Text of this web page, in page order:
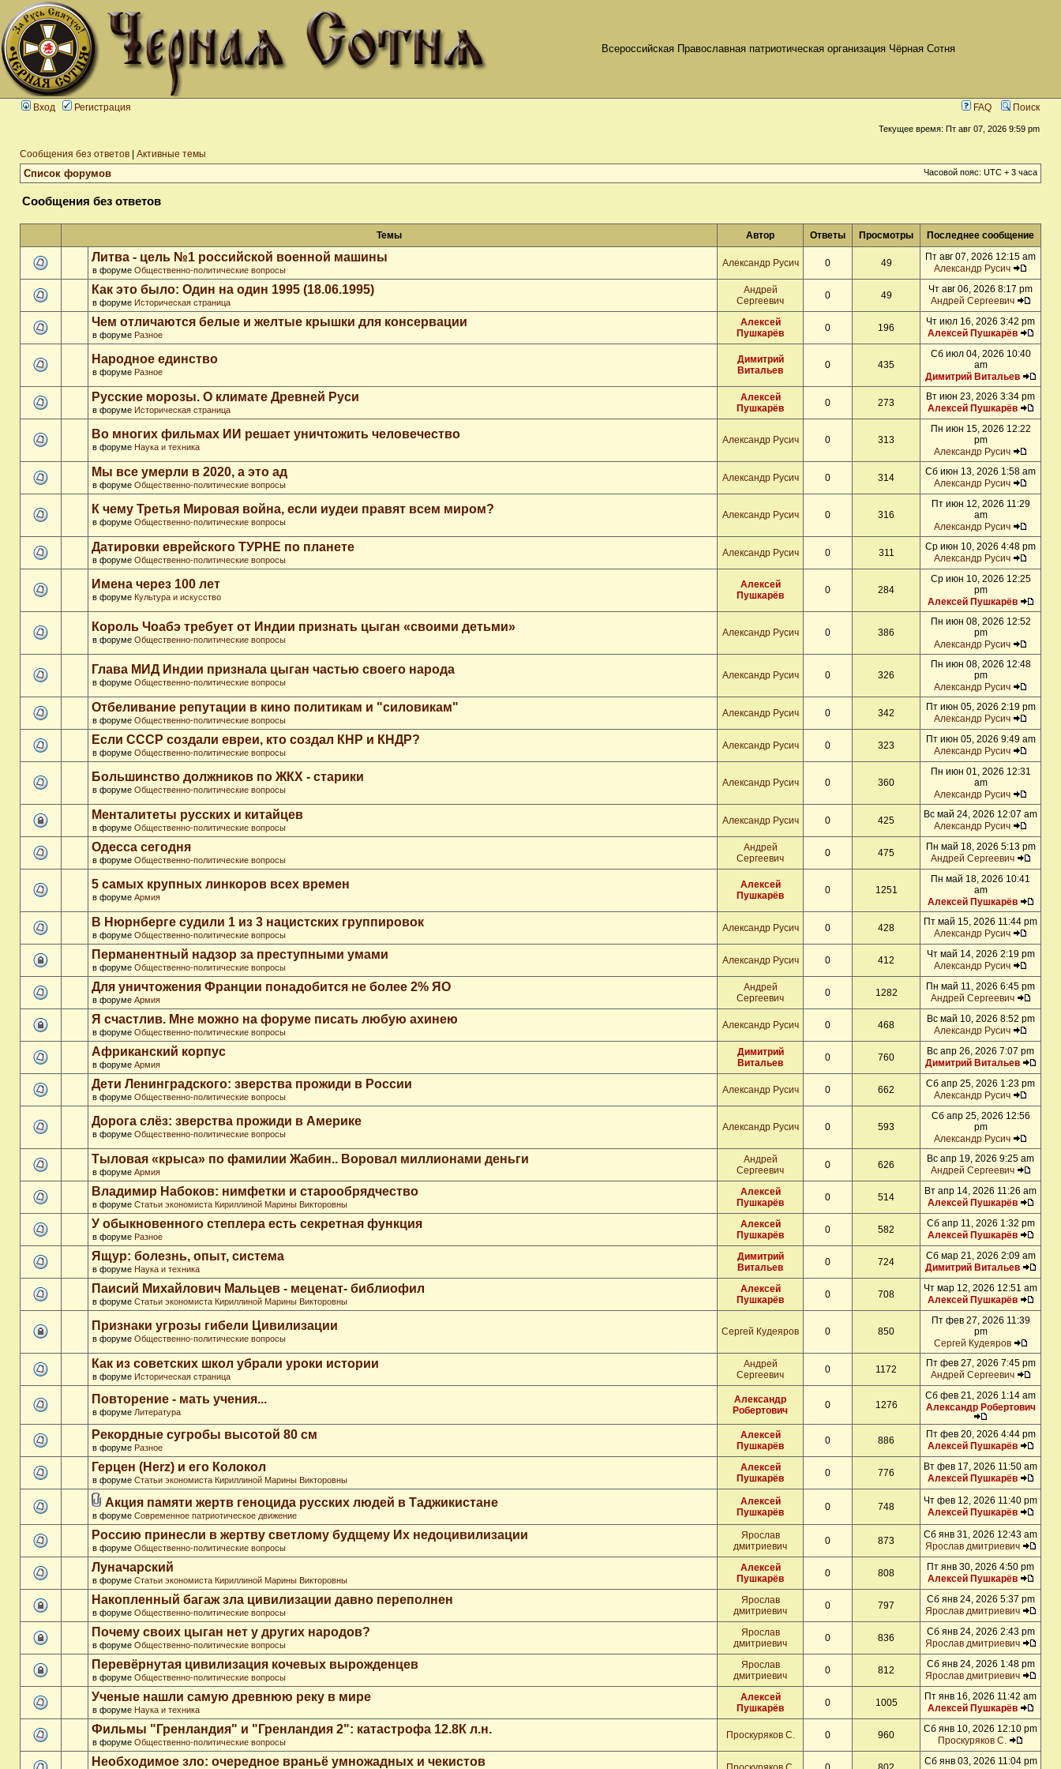
Всероссийская Православная патриотическая организация Чёрная Сотня
Вход Регистрация FAQ Поиск
Текущее время: Пт авг 07, 2026 9:59 pm
Сообщения без ответов Активные темы
Список форумов Часовой пояс: UTC + 3 часа
Сообщения без ответов
Темы Автор Ответы Просмотры Последнее сообщение
Литва - цель №1 российской военной машины
в форуме Общественно-политические вопросы
Александр Русич 0 49
Пт авг 07, 2026 12:15 am
Александр Русич
Как это было: Один на один 1995 (18.06.1995)
в форуме Историческая страница
Андрей
Сергеевич
0 49
Чт авг 06, 2026 8:17 pm
Андрей Сергеевич
Чем отличаются белые и желтые крышки для консервации
в форуме Разное
Алексей
Пушкарёв
0 196
Чт июл 16, 2026 3:42 pm
Алексей Пушкарёв
Народное единство
в форуме Разное
Димитрий
Витальев
0 435
Сб июл 04, 2026 10:40
am
Димитрий Витальев
Русские морозы. О климате Древней Руси
в форуме Историческая страница
Алексей
Пушкарёв
0 273
Вт июн 23, 2026 3:34 pm
Алексей Пушкарёв
Во многих фильмах ИИ решает уничтожить человечество
в форуме Наука и техника
Александр Русич 0 313
Пн июн 15, 2026 12:22
pm
Александр Русич
Мы все умерли в 2020, а это ад
в форуме Общественно-политические вопросы
Александр Русич 0 314
Сб июн 13, 2026 1:58 am
Александр Русич
К чему Третья Мировая война, если иудеи правят всем миром?
в форуме Общественно-политические вопросы
Александр Русич 0 316
Пт июн 12, 2026 11:29
am
Александр Русич
Датировки еврейского ТУРНЕ по планете
в форуме Общественно-политические вопросы
Александр Русич 0 311
Ср июн 10, 2026 4:48 pm
Александр Русич
Имена через 100 лет
в форуме Культура и искусство
Алексей
Пушкарёв
0 284
Ср июн 10, 2026 12:25
pm
Алексей Пушкарёв
Король Чоабэ требует от Индии признать цыган «своими детьми»
в форуме Общественно-политические вопросы
Александр Русич 0 386
Пн июн 08, 2026 12:52
pm
Александр Русич
Глава МИД Индии признала цыган частью своего народа
в форуме Общественно-политические вопросы
Александр Русич 0 326
Пн июн 08, 2026 12:48
pm
Александр Русич
Отбеливание репутации в кино политикам и "силовикам"
в форуме Общественно-политические вопросы
Александр Русич 0 342
Пт июн 05, 2026 2:19 pm
Александр Русич
Если СССР создали евреи, кто создал КНР и КНДР?
в форуме Общественно-политические вопросы
Александр Русич 0 323
Пт июн 05, 2026 9:49 am
Александр Русич
Большинство должников по ЖКХ - старики
в форуме Общественно-политические вопросы
Александр Русич 0 360
Пн июн 01, 2026 12:31
am
Александр Русич
Менталитеты русских и китайцев
в форуме Общественно-политические вопросы
Александр Русич 0 425
Вс май 24, 2026 12:07 am
Александр Русич
Одесса сегодня
в форуме Общественно-политические вопросы
Андрей
Сергеевич
0 475
Пн май 18, 2026 5:13 pm
Андрей Сергеевич
5 самых крупных линкоров всех времен
в форуме Армия
Алексей
Пушкарёв
0 1251
Пн май 18, 2026 10:41
am
Алексей Пушкарёв
В Нюрнберге судили 1 из 3 нацистских группировок
в форуме Общественно-политические вопросы
Александр Русич 0 428
Пт май 15, 2026 11:44 pm
Александр Русич
Перманентный надзор за преступными умами
в форуме Общественно-политические вопросы
Александр Русич 0 412
Чт май 14, 2026 2:19 pm
Александр Русич
Для уничтожения Франции понадобится не более 2% ЯО
в форуме Армия
Андрей
Сергеевич
0 1282
Пн май 11, 2026 6:45 pm
Андрей Сергеевич
Я счастлив. Мне можно на форуме писать любую ахинею
в форуме Общественно-политические вопросы
Александр Русич 0 468
Вс май 10, 2026 8:52 pm
Александр Русич
Африканский корпус
в форуме Армия
Димитрий
Витальев
0 760
Вс апр 26, 2026 7:07 pm
Димитрий Витальев
Дети Ленинградского: зверства прожиди в России
в форуме Общественно-политические вопросы
Александр Русич 0 662
Сб апр 25, 2026 1:23 pm
Александр Русич
Дорога слёз: зверства прожиди в Америке
в форуме Общественно-политические вопросы
Александр Русич 0 593
Сб апр 25, 2026 12:56
pm
Александр Русич
Тыловая «крыса» по фамилии Жабин.. Воровал миллионами деньги
в форуме Армия
Андрей
Сергеевич
0 626
Вс апр 19, 2026 9:25 am
Андрей Сергеевич
Владимир Набоков: нимфетки и старообрядчество
в форуме Статьи экономиста Кириллиной Марины Викторовны
Алексей
Пушкарёв
0 514
Вт апр 14, 2026 11:26 am
Алексей Пушкарёв
У обыкновенного степлера есть секретная функция
в форуме Разное
Алексей
Пушкарёв
0 582
Сб апр 11, 2026 1:32 pm
Алексей Пушкарёв
Ящур: болезнь, опыт, система
в форуме Наука и техника
Димитрий
Витальев
0 724
Сб мар 21, 2026 2:09 am
Димитрий Витальев
Паисий Михайлович Мальцев - меценат- библиофил
в форуме Статьи экономиста Кириллиной Марины Викторовны
Алексей
Пушкарёв
0 708
Чт мар 12, 2026 12:51 am
Алексей Пушкарёв
Признаки угрозы гибели Цивилизации
в форуме Общественно-политические вопросы
Сергей Кудеяров 0 850
Пт фев 27, 2026 11:39
pm
Сергей Кудеяров
Как из советских школ убрали уроки истории
в форуме Историческая страница
Андрей
Сергеевич
0 1172
Пт фев 27, 2026 7:45 pm
Андрей Сергеевич
Повторение - мать учения...
в форуме Литература
Александр
Робертович
0 1276
Сб фев 21, 2026 1:14 am
Александр Робертович
Рекордные сугробы высотой 80 см
в форуме Разное
Алексей
Пушкарёв
0 886
Пт фев 20, 2026 4:44 pm
Алексей Пушкарёв
Герцен (Herz) и его Колокол
в форуме Статьи экономиста Кириллиной Марины Викторовны
Алексей
Пушкарёв
0 776
Вт фев 17, 2026 11:50 am
Алексей Пушкарёв
Акция памяти жертв геноцида русских людей в Таджикистане
в форуме Современное патриотическое движение
Алексей
Пушкарёв
0 748
Чт фев 12, 2026 11:40 pm
Алексей Пушкарёв
Россию принесли в жертву светлому будщему Их недоцивилизации
в форуме Общественно-политические вопросы
Ярослав
дмитриевич
0 873
Сб янв 31, 2026 12:43 am
Ярослав дмитриевич
Луначарский
в форуме Статьи экономиста Кириллиной Марины Викторовны
Алексей
Пушкарёв
0 808
Пт янв 30, 2026 4:50 pm
Алексей Пушкарёв
Накопленный багаж зла цивилизации давно переполнен
в форуме Общественно-политические вопросы
Ярослав
дмитриевич
0 797
Сб янв 24, 2026 5:37 pm
Ярослав дмитриевич
Почему своих цыган нет у других народов?
в форуме Общественно-политические вопросы
Ярослав
дмитриевич
0 836
Сб янв 24, 2026 2:43 pm
Ярослав дмитриевич
Перевёрнутая цивилизация кочевых вырожденцев
в форуме Общественно-политические вопросы
Ярослав
дмитриевич
0 812
Сб янв 24, 2026 1:48 pm
Ярослав дмитриевич
Ученые нашли самую древнюю реку в мире
в форуме Наука и техника
Алексей
Пушкарёв
0 1005
Пт янв 16, 2026 11:42 am
Алексей Пушкарёв
Фильмы "Гренландия" и "Гренландия 2": катастрофа 12.8К л.н.
в форуме Общественно-политические вопросы
Проскуряков С. 0 960
Сб янв 10, 2026 12:10 pm
Проскуряков С.
Необходимое зло: очередное враньё умножадных и чекистов
Сб янв 03, 2026 11:04 pm